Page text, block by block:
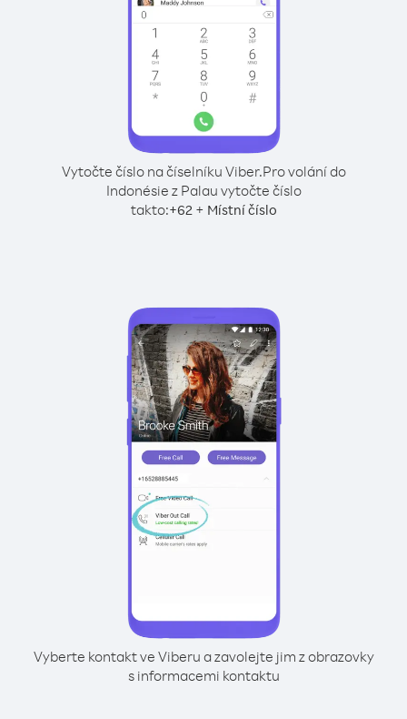
Vytočte číslo na číselníku Viber.Pro volání do
Indonésie z Palau vytočte číslo
takto:+62+ Místní číslo
Vyberte kontakt ve Viberu a zavolejte jim z obrazovky
s informacemi kontaktu